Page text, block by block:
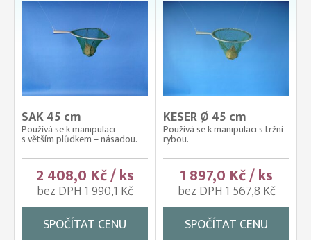
SAK 45 cm
Používá se k manipulaci
s větším plůdkem – násadou.
2 408,0 Kč / ks
bez DPH 1 990,1 Kč
SPOČÍTAT CENU
KESER Ø 45 cm
Používá se k manipulaci s tržní
rybou.
1 897,0 Kč / ks
bez DPH 1 567,8 Kč
SPOČÍTAT CENU